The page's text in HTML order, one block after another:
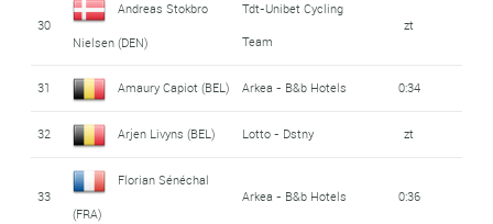
30
Andreas Stokbro
Nielsen (DEN)
Tdt-Unibet Cycling
Team
zt
31 Amaury Capiot (BEL) Arkea - B&b Hotels 0:34
32 Arjen Livyns (BEL) Lotto - Dstny zt
33
Florian Sénéchal
(FRA)
Arkea - B&b Hotels 0:36